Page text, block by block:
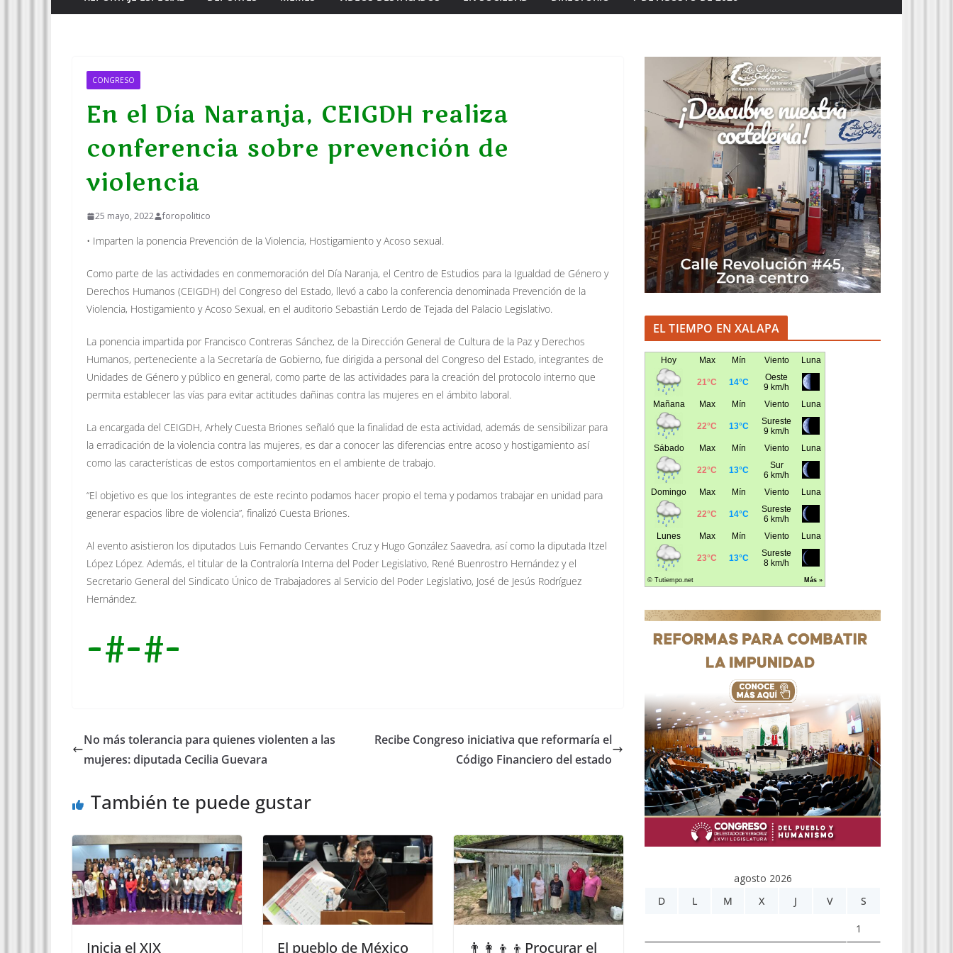
CONGRESO
En el Día Naranja, CEIGDH realiza
conferencia sobre prevención de
violencia
25 mayo, 2022 foropolitico
• Imparten la ponencia Prevención de la Violencia, Hostigamiento y Acoso sexual.
Como parte de las actividades en conmemoración del Día Naranja, el Centro de Estudios para la Igualdad de Género y
Derechos Humanos (CEIGDH) del Congreso del Estado, llevó a cabo la conferencia denominada Prevención de la
Violencia, Hostigamiento y Acoso Sexual, en el auditorio Sebastián Lerdo de Tejada del Palacio Legislativo.
La ponencia impartida por Francisco Contreras Sánchez, de la Dirección General de Cultura de la Paz y Derechos
Humanos, perteneciente a la Secretaría de Gobierno, fue dirigida a personal del Congreso del Estado, integrantes de
Unidades de Género y público en general, como parte de las actividades para la creación del protocolo interno que
permita establecer las vías para evitar actitudes dañinas contra las mujeres en el ámbito laboral.
La encargada del CEIGDH, Arhely Cuesta Briones señaló que la finalidad de esta actividad, además de sensibilizar para
la erradicación de la violencia contra las mujeres, es dar a conocer las diferencias entre acoso y hostigamiento así
como las características de estos comportamientos en el ambiente de trabajo.
“El objetivo es que los integrantes de este recinto podamos hacer propio el tema y podamos trabajar en unidad para
generar espacios libre de violencia”, finalizó Cuesta Briones.
Al evento asistieron los diputados Luis Fernando Cervantes Cruz y Hugo González Saavedra, así como la diputada Itzel
López López. Además, el titular de la Contraloría Interna del Poder Legislativo, René Buenrostro Hernández y el
Secretario General del Sindicato Único de Trabajadores al Servicio del Poder Legislativo, José de Jesús Rodríguez
Hernández.
-#-#-
No más tolerancia para quienes violenten a las
mujeres: diputada Cecilia Guevara
Recibe Congreso iniciativa que reformaría el
Código Financiero del estado
También te puede gustar
Inicia el XIX El pueblo de México 👨‍👩‍👦‍👦Procurar el
EL TIEMPO EN XALAPA
agosto 2026
D
L M X J V S
1